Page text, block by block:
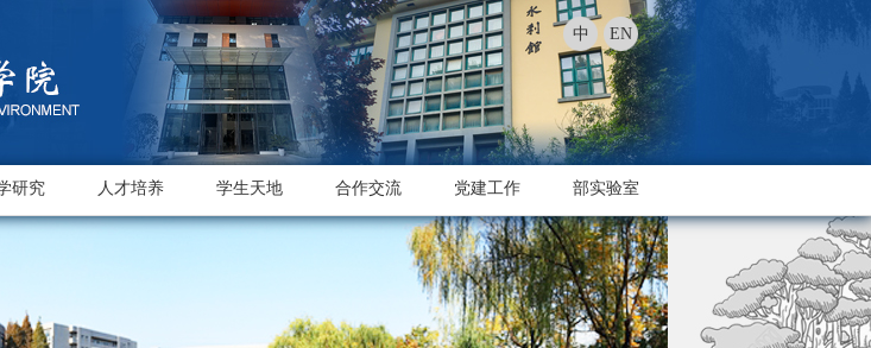
中 EN
研究 人才培养 学生天地 合作交流 党建工作 部实验室